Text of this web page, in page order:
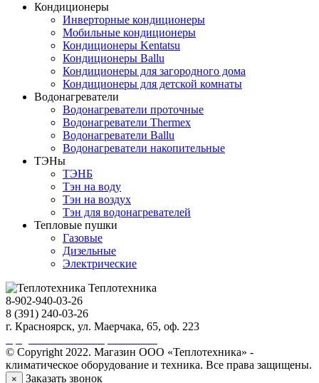
Кондиционеры
Инверторные кондиционеры
Мобильные кондиционеры
Кондиционеры Kentatsu
Кондиционеры Ballu
Кондиционеры для загородного дома
Кондиционеры для детской комнаты
Водонагреватели
Водонагреватели проточные
Водонагреватели Thermex
Водонагреватели Ballu
Водонагреватели накопительные
ТЭНы
ТЭНБ
Тэн на воду
Тэн на воздух
Тэн для водонагревателей
Тепловые пушки
Газовые
Дизельные
Электрические
Теплотехника
8-902-940-03-26
8 (391) 240-03-26
г. Красноярск, ул. Маерчака, 65, оф. 223
© Copyright 2022. Магазин ООО «Теплотехника» -
климатическое оборудование и техника. Все права защищены.
× Заказать звонок